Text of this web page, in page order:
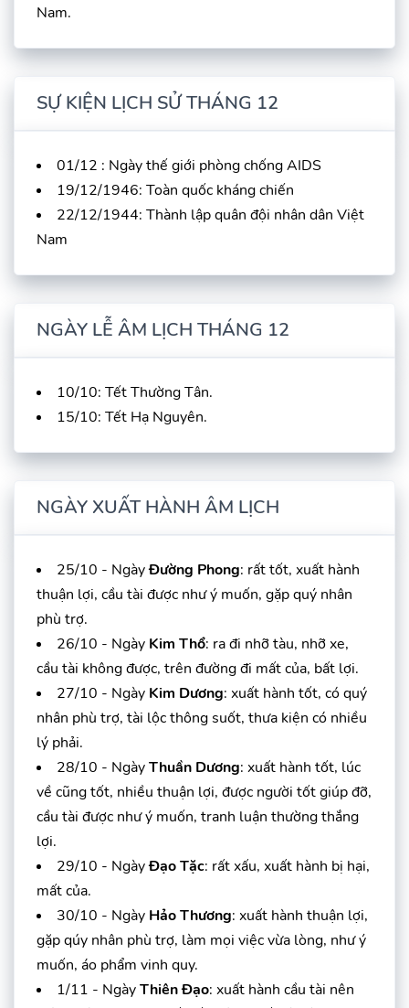
Nam.
SỰ KIỆN LỊCH SỬ THÁNG 12
01/12 : Ngày thế giới phòng chống AIDS
19/12/1946: Toàn quốc kháng chiến
22/12/1944: Thành lập quân đội nhân dân Việt
Nam
NGÀY LỄ ÂM LỊCH THÁNG 12
10/10: Tết Thường Tân.
15/10: Tết Hạ Nguyên.
NGÀY XUẤT HÀNH ÂM LỊCH
25/10 - NgàyĐường Phong: rất tốt, xuất hành
thuận lợi, cầu tài được như ý muốn, gặp quý nhân
phù trợ.
26/10 - Ngày Kim Thổ: ra đi nhỡ tàu, nhỡ xe,
cầu tài không được, trên đường đi mất của, bất lợi.
27/10 - Ngày Kim Dương: xuất hành tốt, có quý
nhân phù trợ, tài lộc thông suốt, thưa kiện có nhiều
lý phải.
28/10 - NgàyThuần Dương: xuất hành tốt, lúc
về cũng tốt, nhiều thuận lợi, được người tốt giúp đỡ,
cầu tài được như ý muốn, tranh luận thường thắng
lợi.
29/10 - NgàyĐạo Tặc: rất xấu, xuất hành bị hại,
mất của.
30/10 - Ngày Hảo Thương: xuất hành thuận lợi,
gặp qúy nhân phù trợ, làm mọi việc vừa lòng, như ý
muốn, áo phẩm vinh quy.
1/11 - NgàyThiên Đạo: xuất hành cầu tài nên